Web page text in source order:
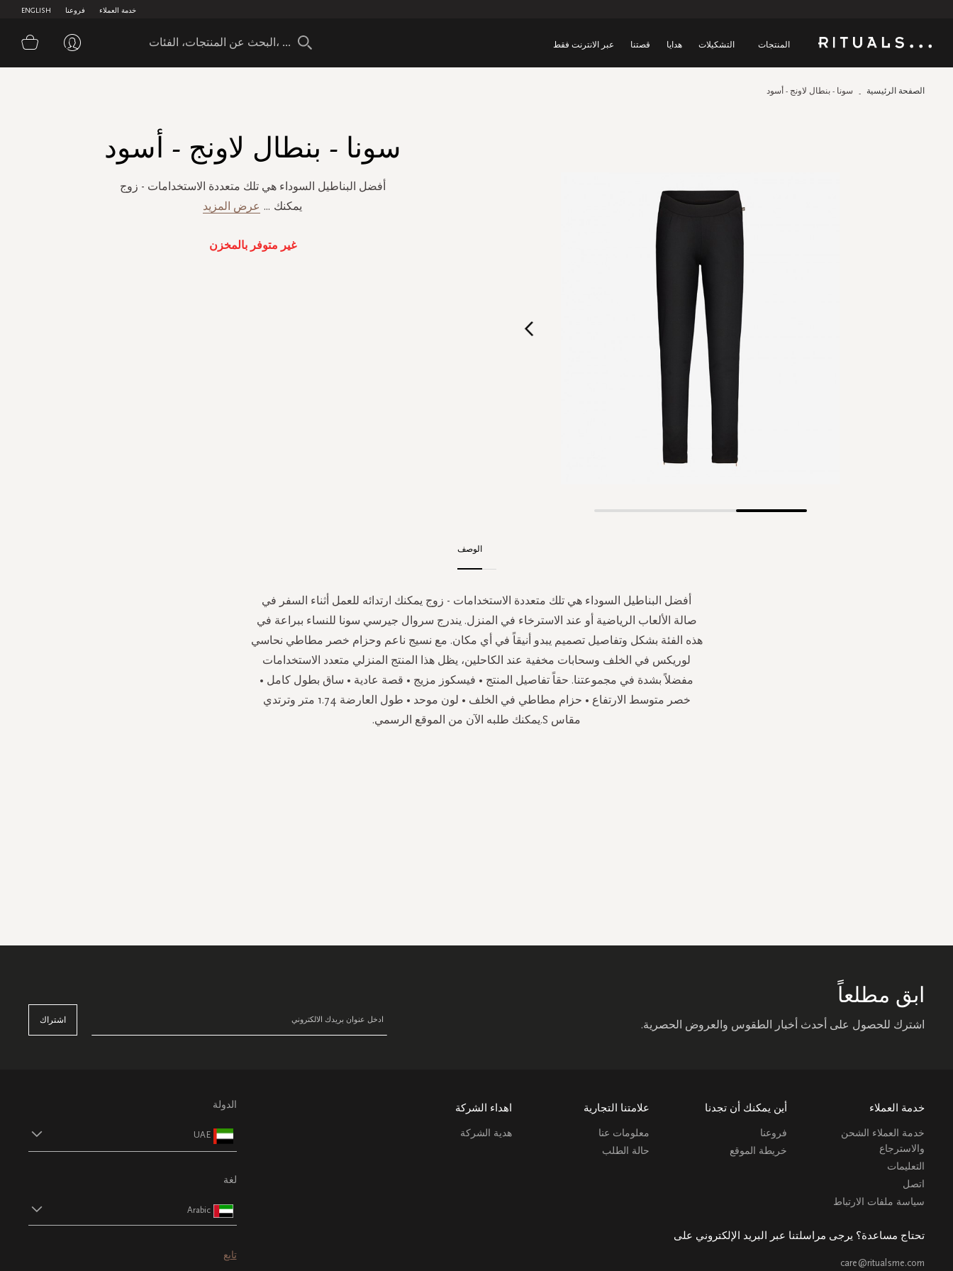
ENGLISH فروعنا خدمة العملاء
المنتجات التشكيلات هدايا قصتنا عبر الانترنت فقط سلة
الصفحة الرئيسية سونا - بنطال لاونج - أسود
سونا - بنطال لاونج - أسود
أفضل البناطيل السوداء هي تلك متعددة الاستخدامات - زوج
يمكنك ... عرض المزيد
غير متوفر بالمخزن
الوصف
أفضل البناطيل السوداء هي تلك متعددة الاستخدامات - زوج يمكنك ارتدائه للعمل أثناء السفر في
صالة الألعاب الرياضية أو عند الاسترخاء في المنزل. يندرج سروال جيرسي سونا للنساء ببراعة في
هذه الفئة بشكل وتفاصيل تصميم يبدو أنيقاً في أي مكان. مع نسيج ناعم وحزام خصر مطاطي نحاسي
لوريكس في الخلف وسحابات مخفية عند الكاحلين، يظل هذا المنتج المنزلي متعدد الاستخدامات
مفضلاً بشدة في مجموعتنا. حقاً تفاصيل المنتج • فيسكوز مزيج • قصة عادية • ساق بطول كامل •
خصر متوسط الارتفاع • حزام مطاطي في الخلف • لون موحد • طول العارضة 1.74 متر وترتدي
مقاس S.يمكنك طلبه الآن من الموقع الرسمي.
ابق مطلعاً
اشترك للحصول على أحدث أخبار الطقوس والعروض الحصرية. اشتراك
خدمة العملاء
خدمة العملاء الشحن
والاسترجاع
التعليمات
اتصل
سياسة ملفات الارتباط
أين يمكنك أن تجدنا
فروعنا
خريطة الموقع
علامتنا التجارية
معلومات عنا
حالة الطلب
اهداء الشركة
هدية الشركة
تحتاج مساعدة؟ يرجى مراسلتنا عبر البريد الإلكتروني على
care@ritualsme.com
الدولة
UAE
لغة
Arabic
تابع